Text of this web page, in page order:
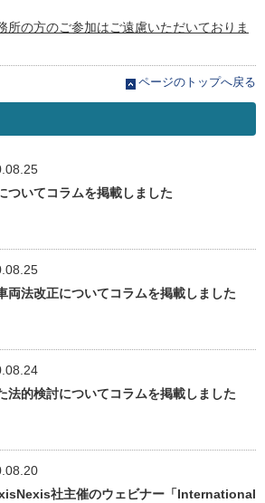
所の方のご参加はご遠慮いただいておりま
ページのトップへ戻る
ついてコラムを掲載しました
両法改正についてコラムを掲載しました
法的検討についてコラムを掲載しました
社主催のウェビナー「International